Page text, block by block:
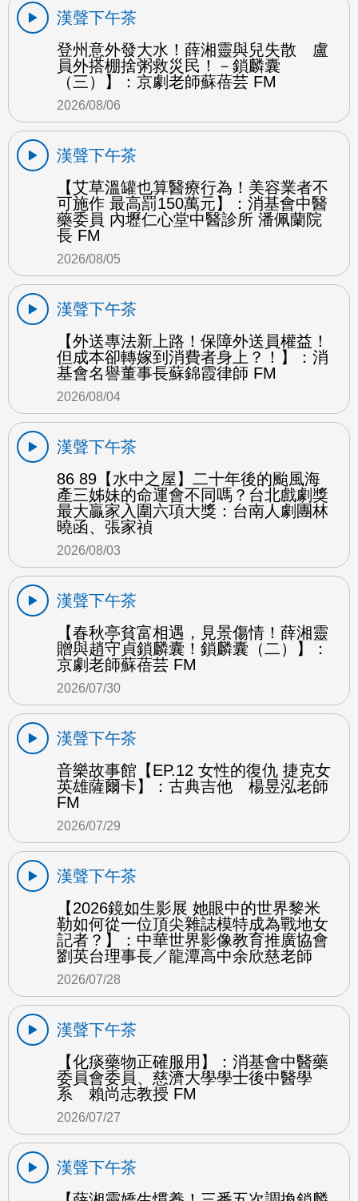
漢聲下午茶
登州意外發大水！薛湘靈與兒失散 盧
員外搭棚捨粥救災民！－鎖麟囊
（三）】：京劇老師蘇蓓芸 FM
2026/08/06
漢聲下午茶
【艾草溫罐也算醫療行為！美容業者不
可施作 最高罰150萬元】：消基會中醫
藥委員 內壢仁心堂中醫診所 潘佩蘭院
長 FM
2026/08/05
漢聲下午茶
【外送專法新上路！保障外送員權益！
但成本卻轉嫁到消費者身上？！】：消
基會名譽董事長蘇錦霞律師 FM
2026/08/04
漢聲下午茶
86 89【水中之屋】二十年後的颱風海
產三姊妹的命運會不同嗎？台北戲劇獎
最大贏家入圍六項大獎：台南人劇團林
曉函、張家禎
2026/08/03
漢聲下午茶
【春秋亭貧富相遇，見景傷情！薛湘靈
贈與趙守貞鎖麟囊！鎖麟囊（二）】：
京劇老師蘇蓓芸 FM
2026/07/30
漢聲下午茶
音樂故事館【EP.12 女性的復仇 捷克女
英雄薩爾卡】：古典吉他 楊昱泓老師
FM
2026/07/29
漢聲下午茶
【2026鏡如生影展 她眼中的世界黎米
勒如何從一位頂尖雜誌模特成為戰地女
記者？】：中華世界影像教育推廣協會
劉英台理事長／龍潭高中余欣慈老師
2026/07/28
漢聲下午茶
【化痰藥物正確服用】：消基會中醫藥
委員會委員、慈濟大學學士後中醫學
系 賴尚志教授 FM
2026/07/27
漢聲下午茶